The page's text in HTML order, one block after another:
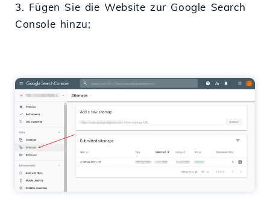
3. Fügen Sie die Website zur Google Search
Console hinzu;